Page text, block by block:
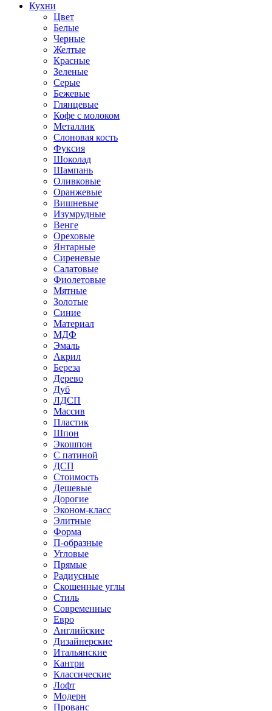
Кухни
Цвет
Белые
Черные
Желтые
Красные
Зеленые
Серые
Бежевые
Глянцевые
Кофе с молоком
Металлик
Слоновая кость
Фуксия
Шоколад
Шампань
Оливковые
Оранжевые
Вишневые
Изумрудные
Венге
Ореховые
Янтарные
Сиреневые
Салатовые
Фиолетовые
Мятные
Золотые
Синие
Материал
МДФ
Эмаль
Акрил
Береза
Дерево
Дуб
ЛДСП
Массив
Пластик
Шпон
Экошпон
С патиной
ДСП
Стоимость
Дешевые
Дорогие
Эконом-класс
Элитные
Форма
П-образные
Угловые
Прямые
Радиусные
Скошенные углы
Стиль
Современные
Евро
Английские
Дизайнерские
Итальянские
Кантри
Классические
Лофт
Модерн
Прованс